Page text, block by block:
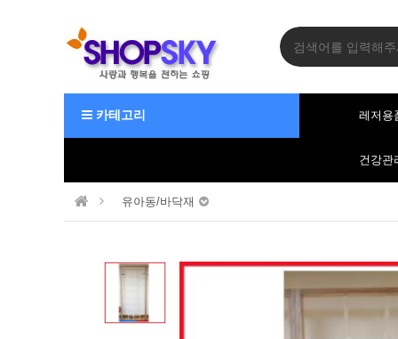
카테고리 레저용
건강관
유아동/바닥재